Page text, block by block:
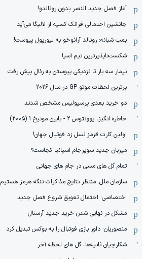
آغاز فصل جدید النصر بدون رونالدو!
جانشین احتمالی فرانک کسیه از لالیگا می‌آید
بمب شبانه: رونالد آرائوخو به لیورپول پیوست!
شکست‌ناپذیرترین تیم آسیا
نیمار سه بار تا نزدیکی پیوستن به رئال پیش رفت
برترین لحظات موتو GP در سال 2026
دو خرید بعدی پرسپولیس مشخص شدند
خاطره انگیز، یوونتوس 2 - بایرن مونیخ 1 (2005)
اولین کارت قرمز نسل زد فوتبال جهان!
میزبان جدید سوپرجام اسپانیا کجاست؟
تمام گل های مسی در جام های جهانی
سازمان ملل: منتظر نتایج مذاکرات تنگه هرمز هستیم
اختصاصی: احتمال تعویق شروع فصل جدید
مشکل در نهایی شدن خرید جدید آرسنال
منصوریان: داور بازی فوتبال را به بوکس تبدیل کرد
شکارچیان ثانیه‌ها، گل های لحظه آخر